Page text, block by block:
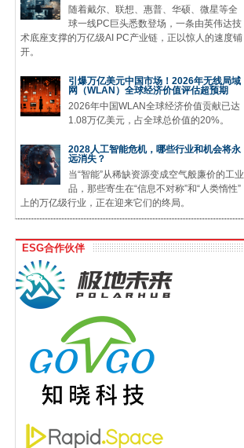
随着戴尔、联想、惠普、华硕、微星等全
球一线PC巨头悉数登场，一条由英伟达技
术底座支撑的万亿级AI PC产业链，正以惊人的速度铺
开。
引爆万亿美元中国市场！2026年无线局域
网（WLAN）全球经济价值评估超预期
2026年中国WLAN全球经济价值贡献已达
1.08万亿美元，占全球总价值的20%。
2028人工智能危机，哪些行业和机会将永
远消失？
当“智能”从稀缺资源变成空气般廉价的工业
品，那些寄生在“信息不对称”和“人类惰性”
上的万亿级行业，正在迎来它们的终局。
ESG合作伙伴